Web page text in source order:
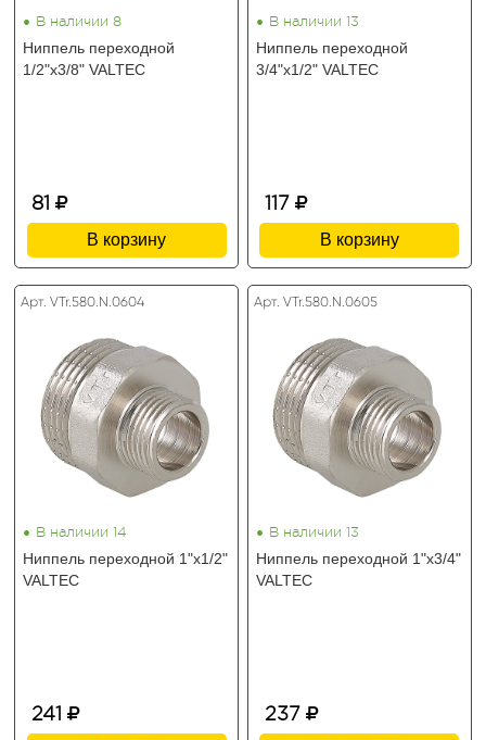
• В наличии 8
Ниппель переходной
1/2"х3/8" VALTEC
81
В корзину
• В наличии 13
Ниппель переходной
3/4"х1/2" VALTEC
117
В корзину
Арт. VTr.580.N.0604
• В наличии 14
Ниппель переходной 1"х1/2"
VALTEC
241
Арт. VTr.580.N.0605
• В наличии 13
Ниппель переходной 1"х3/4"
VALTEC
237